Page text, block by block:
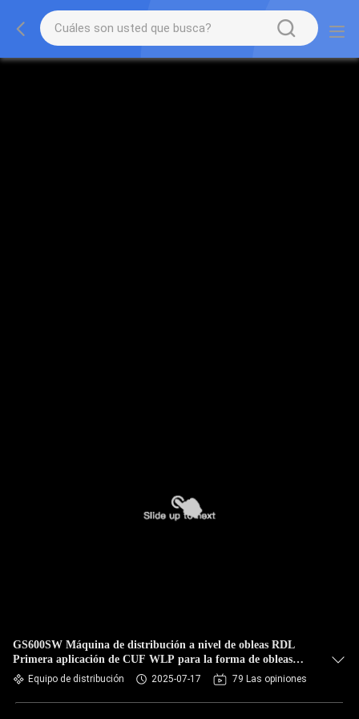
GS600SW Máquina de distribución a nivel de obleas RDL
Primera aplicación de CUF WLP para la forma de obleas
bajo relleno
Equipo de distribución 2025-07-17 79 Las opiniones